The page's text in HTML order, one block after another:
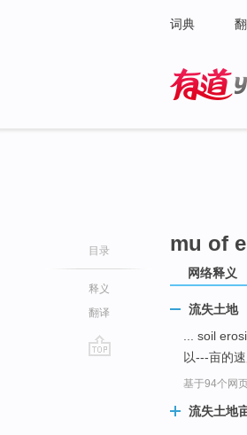
词典
目录
释义
翻译
mu of
网络释义
流失土地
... soil
以---亩的速
基于94个网
流失土地